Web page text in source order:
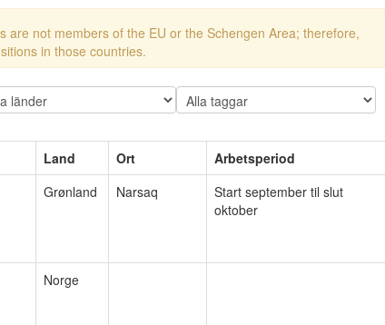
not members of the EU or the Schengen Area; therefore,
in those countries.
Land Ort Arbetsperiod
Grønland
Narsaq
Start september til slut
oktober
Norge